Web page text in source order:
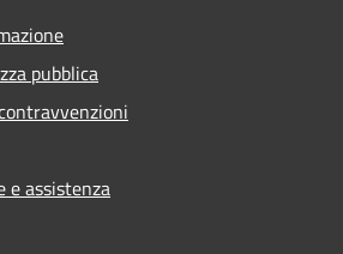
pubblica
e assistenza